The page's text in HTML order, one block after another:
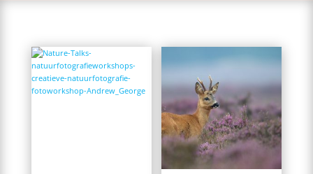
product
multiple
variants.
The
options
may
chosen